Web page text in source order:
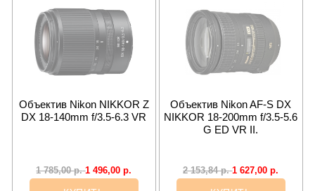
Объектив Nikon NIKKOR Z
DX 18-140mm f/3.5-6.3 VR
1 785,00р. 1 496,00р.
Объектив Nikon AF-S DX
NIKKOR 18-200mm f/3.5-5.6
G ED VR II.
2 153,84р. 1 627,00р.